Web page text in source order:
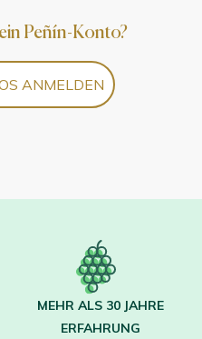
Peñín-Konto?
ANMELDEN
MEHR ALS 30 JAHRE
ERFAHRUNG